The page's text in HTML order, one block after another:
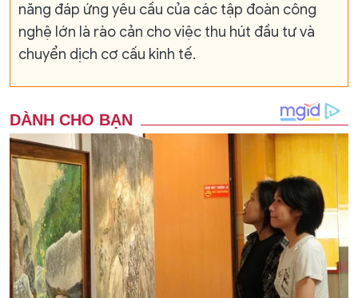
năng đáp ứng yêu cầu của các tập đoàn công
nghệ lớn là rào cản cho việc thu hút đầu tư và
chuyển dịch cơ cấu kinh tế.